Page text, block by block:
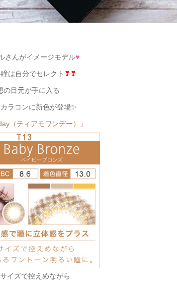
さんがイメージモデル♥
は自分でセレクト ❣❣
の目元が手に入る
ラコンに新色が登場✨
（ティアモワンデー）」
イズで控えめながら